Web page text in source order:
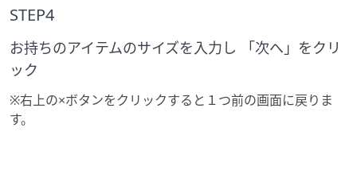
STEP4
お持ちのアイテムのサイズを入力し 「次へ」をクリ
ック
※右上の×ボタンをクリックすると１つ前の画面に戻りま
す。